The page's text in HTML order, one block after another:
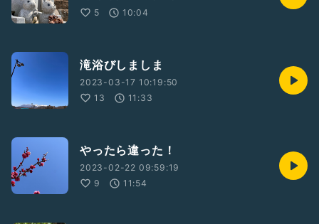
5
10:04
滝浴びしましま
2023-03-17 10:19:50
13
11:33
やったら違った！
2023-02-22 09:59:19
9
11:54